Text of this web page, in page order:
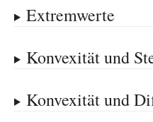
Extremwerte
Konvexität und
Konvexität und